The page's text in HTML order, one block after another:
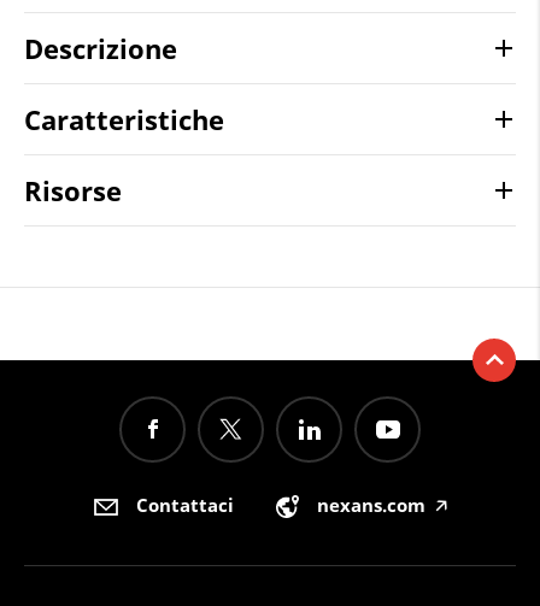
Descrizione
Caratteristiche
Risorse
Contattaci nexans.com 🡥